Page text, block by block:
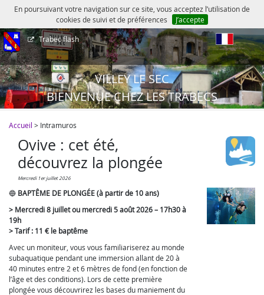
En poursuivant votre navigation sur ce site, vous acceptez l’utilisation de
cookies de suivi et de préférences
J’accepte
Trabec flash
VILLEY LE SEC
BIENVENUE CHEZ LES TRABECS
Accueil > Intramuros
Ovive : cet été,
découvrez la plongée
mercredi 1er juillet 2026
🔵 BAPTÊME DE PLONGÉE (à partir de 10 ans)
> Mercredi 8 juillet ou mercredi 5 août 2026 – 17h30 à
19h
> Tarif : 11 € le baptême
Avec un moniteur, vous vous familiariserez au monde
subaquatique pendant une immersion allant de 20 à
40 minutes entre 2 et 6 mètres de fond (en fonction de
l’âge et des conditions). Lors de cette première
plongée vous découvrirez les bases du maniement du